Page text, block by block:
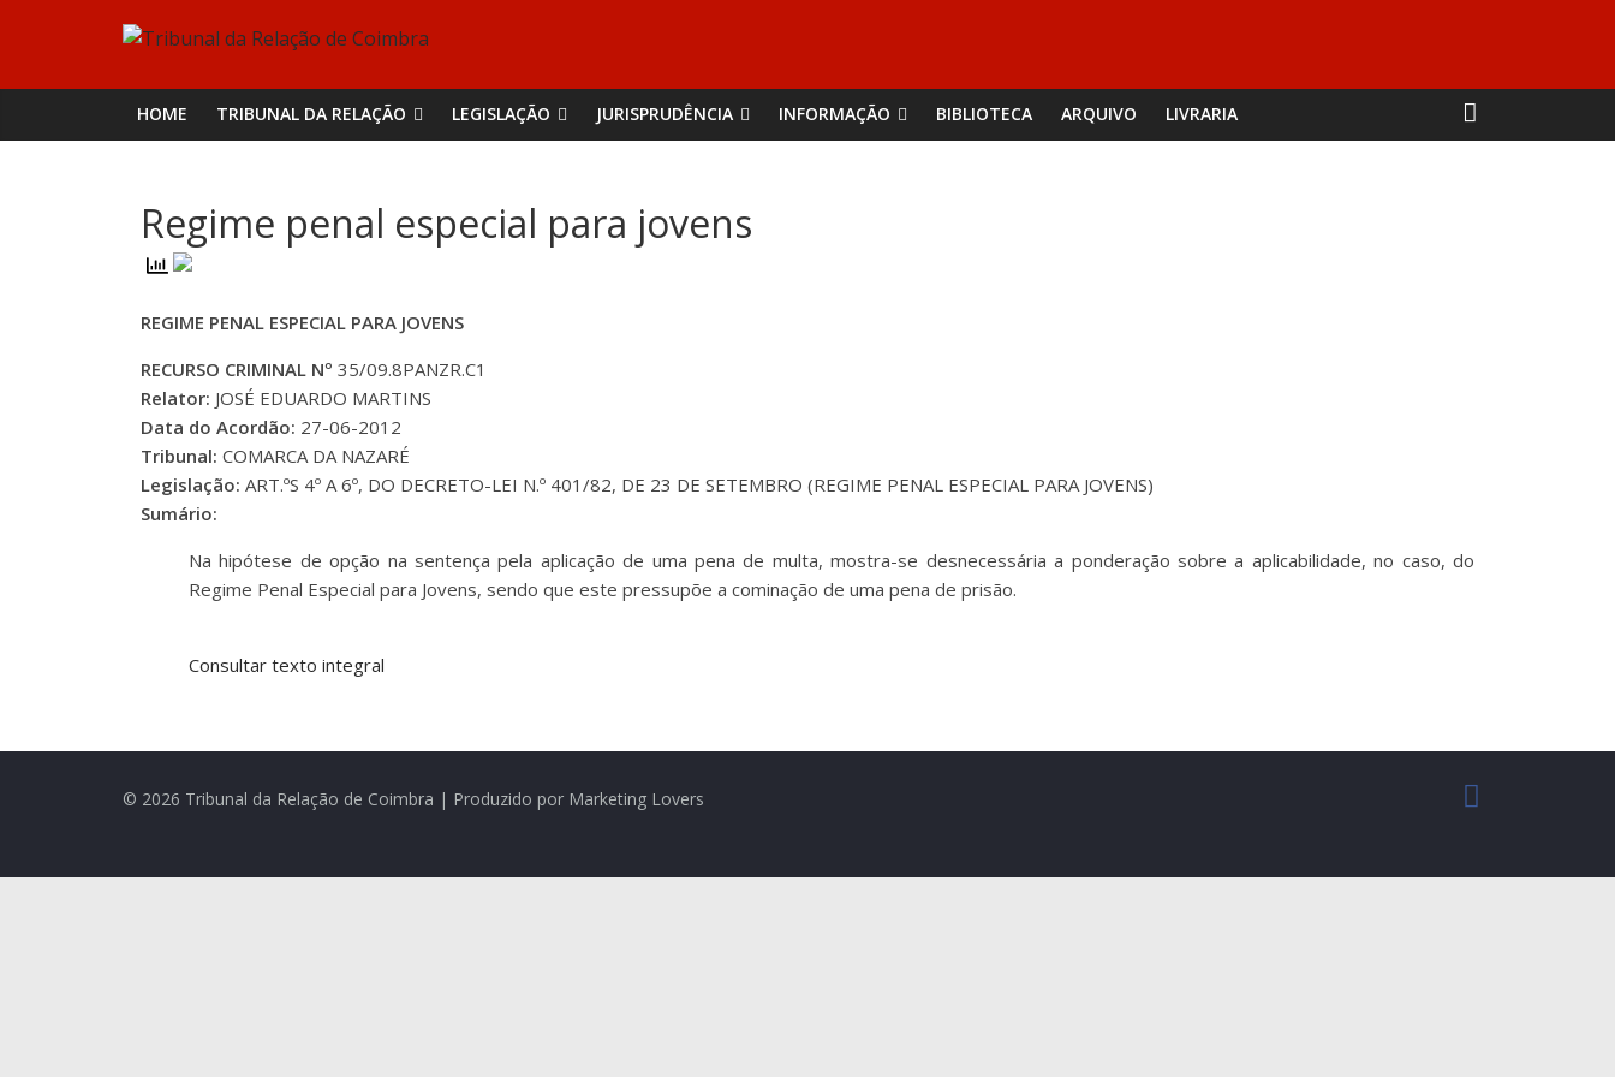
Tribunal
da
de
Coimbra
HOME TRIBUNAL DA RELAÇÃO LEGISLAÇÃO JURISPRUDÊNCIA INFORMAÇÃO BIBLIOTECA ARQUIVO LIVRARIA
Regime penal especial para jovens
REGIME PENAL ESPECIAL PARA JOVENS
RECURSO CRIMINAL Nº 35/09.8PANZR.C1
Relator: JOSÉ EDUARDO MARTINS
Data do Acordão: 27-06-2012
Tribunal: COMARCA DA NAZARÉ
Legislação: ART.ºS 4º A 6º, DO DECRETO-LEI N.º 401/82, DE 23 DE SETEMBRO (REGIME PENAL ESPECIAL PARA JOVENS)
Sumário:
Na hipótese de opção na sentença pela aplicação de uma pena de multa, mostra-se desnecessária a ponderação sobre a aplicabilidade, no caso, do
Regime Penal Especial para Jovens, sendo que este pressupõe a cominação de uma pena de prisão.
Consultar texto integral
© 2026 Tribunal da Relação de Coimbra | Produzido por Marketing Lovers